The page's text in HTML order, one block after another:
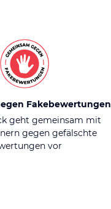
Fakebewertungen
geht gemeinsam mit
gegen gefälschte
vor